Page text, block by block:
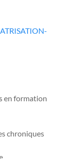
en formation
chroniques